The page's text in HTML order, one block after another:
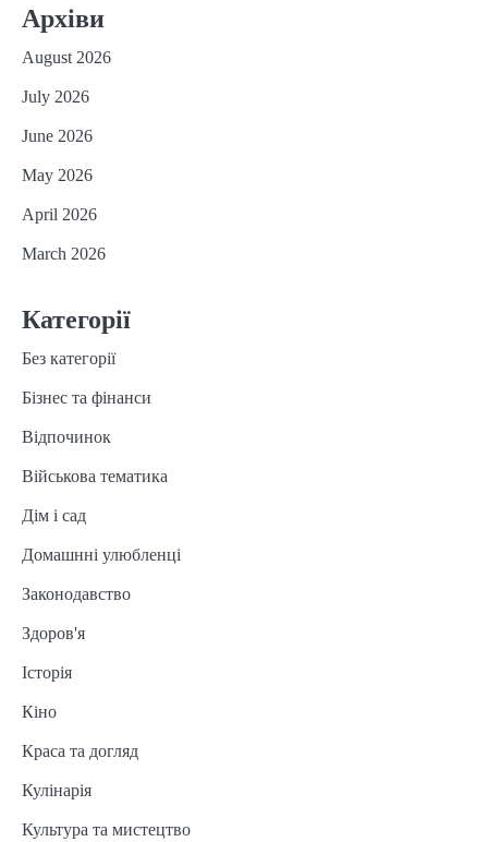
Архіви
August 2026
July 2026
June 2026
May 2026
April 2026
March 2026
Категорії
Без категорії
Бізнес та фінанси
Відпочинок
Військова тематика
Дім і сад
Домашнні улюбленці
Законодавство
Здоров'я
Історія
Кіно
Краса та догляд
Кулінарія
Культура та мистецтво